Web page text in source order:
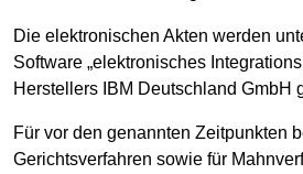
Die elektronischen Akten werden
Software „elektronisches
Herstellers IBM Deutschland GmbH
Für vor den genannten Zeitpunkten
Gerichtsverfahren sowie für